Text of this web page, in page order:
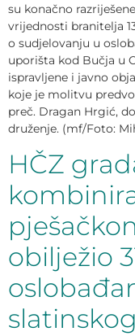
su konačno
vrijednosti branitelja
o sudjelovanju u
uporišta kod Bučja u
ispravljene i javno
koje je molitvu
preč. Dragan Hrgić,
druženje. (mf/Foto:
HČZ
obilježio